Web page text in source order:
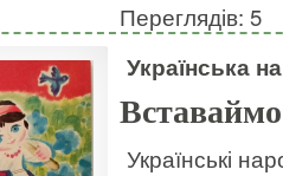
Переглядів: 5
Українська
Українські